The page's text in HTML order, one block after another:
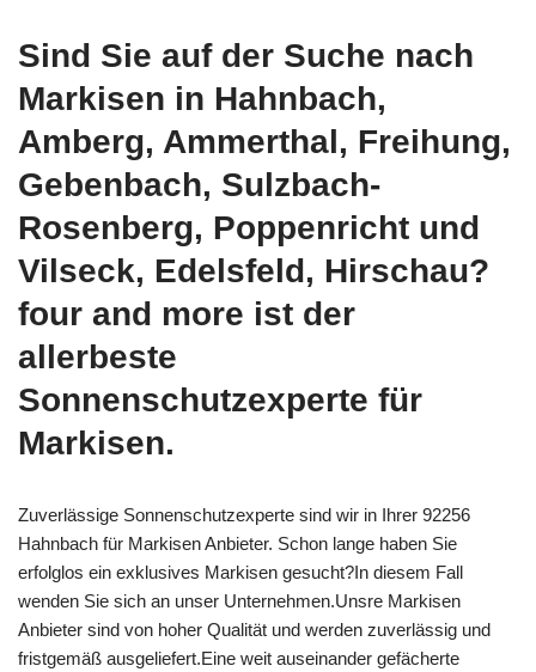
Sind Sie auf der Suche nach
Markisen in Hahnbach,
Amberg, Ammerthal, Freihung,
Gebenbach, Sulzbach-
Rosenberg, Poppenricht und
Vilseck, Edelsfeld, Hirschau?
four and more ist der
allerbeste
Sonnenschutzexperte für
Markisen.
Zuverlässige Sonnenschutzexperte sind wir in Ihrer 92256
Hahnbach für Markisen Anbieter. Schon lange haben Sie
erfolglos ein exklusives Markisen gesucht?In diesem Fall
wenden Sie sich an unser Unternehmen.Unsre Markisen
Anbieter sind von hoher Qualität und werden zuverlässig und
fristgemäß ausgeliefert.Eine weit auseinander gefächerte